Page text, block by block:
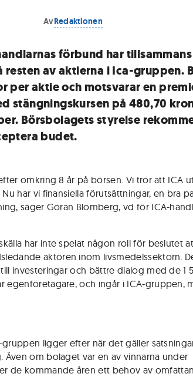
AvRedaktionen
förbund har
av aktierna i Ica-gruppen.
per aktie och motsvarar en
stängningskursen på 480,70
Börsbolagets styrelse
budet.
omkring 8 år på börsen. Vi tror att ICA
har vi finansiella förutsättningar, en bra
säger Göran Blomberg, vd för ICA-
har inte spelat någon roll för beslutet
aktören inom livsmedelssektorn.
investeringar och bättre dialog med de 1
egenföretagare, och ingår i ICA-gruppen,
ligger efter när det gäller
Även om bolaget var en av vinnarna under
de kommande åren ett behov av